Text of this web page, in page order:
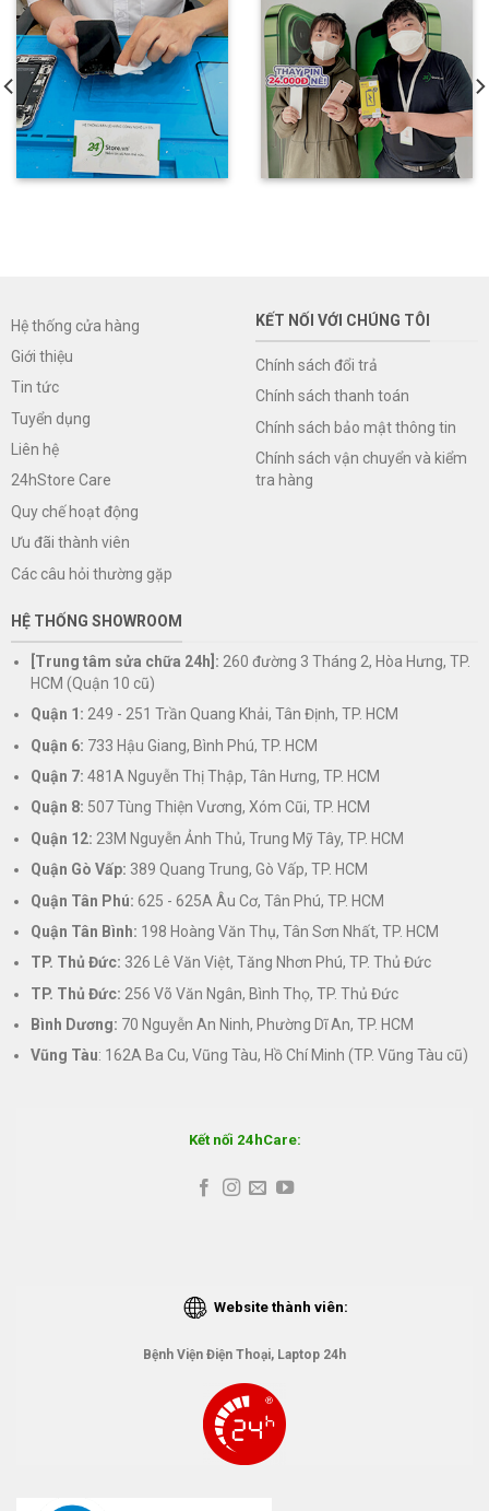
Hệ thống cửa hàng
Giới thiệu
Tin tức
Tuyển dụng
Liên hệ
24hStore Care
Quy chế hoạt động
Ưu đãi thành viên
Các câu hỏi thường gặp
KẾT NỐI VỚI CHÚNG TÔI
Chính sách đổi trả
Chính sách thanh toán
Chính sách bảo mật thông tin
Chính sách vận chuyển và kiểm
tra hàng
HỆ THỐNG SHOWROOM
[Trung tâm sửa chữa 24h]: 260 đường 3 Tháng 2, Hòa Hưng, TP.
HCM (Quận 10 cũ)
Quận 1: 249 - 251 Trần Quang Khải, Tân Định, TP. HCM
Quận 6: 733 Hậu Giang, Bình Phú, TP. HCM
Quận 7: 481A Nguyễn Thị Thập, Tân Hưng, TP. HCM
Quận 8: 507 Tùng Thiện Vương, Xóm Cũi, TP. HCM
Quận 12: 23M Nguyễn Ảnh Thủ, Trung Mỹ Tây, TP. HCM
Quận Gò Vấp: 389 Quang Trung, Gò Vấp, TP. HCM
Quận Tân Phú: 625 - 625A Âu Cơ, Tân Phú, TP. HCM
Quận Tân Bình: 198 Hoàng Văn Thụ, Tân Sơn Nhất, TP. HCM
TP. Thủ Đức: 326 Lê Văn Việt, Tăng Nhơn Phú, TP. Thủ Đức
TP. Thủ Đức: 256 Võ Văn Ngân, Bình Thọ, TP. Thủ Đức
Bình Dương: 70 Nguyễn An Ninh, Phường Dĩ An, TP. HCM
Vũng Tàu: 162A Ba Cu, Vũng Tàu, Hồ Chí Minh (TP. Vũng Tàu cũ)
Kết nối 24hCare:
Website thành viên:
Bệnh Viện Điện Thoại, Laptop 24h